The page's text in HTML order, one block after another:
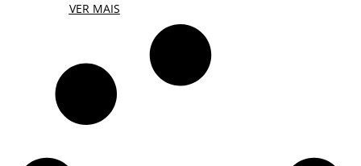
VER MAIS